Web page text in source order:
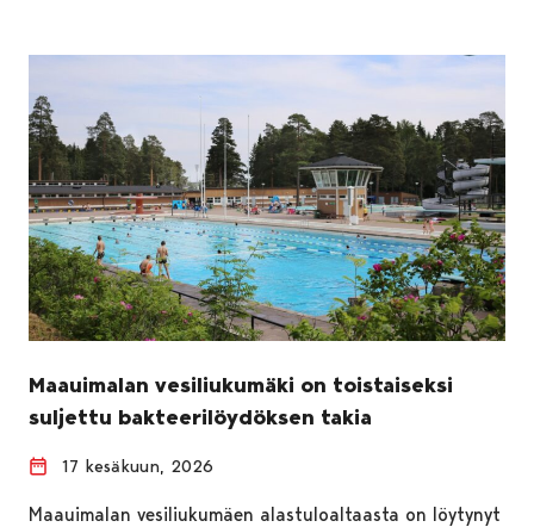
Maauimalan vesiliukumäki on toistaiseksi
suljettu bakteerilöydöksen takia
17 kesäkuun, 2026
Maauimalan vesiliukumäen alastuloaltaasta on löytynyt